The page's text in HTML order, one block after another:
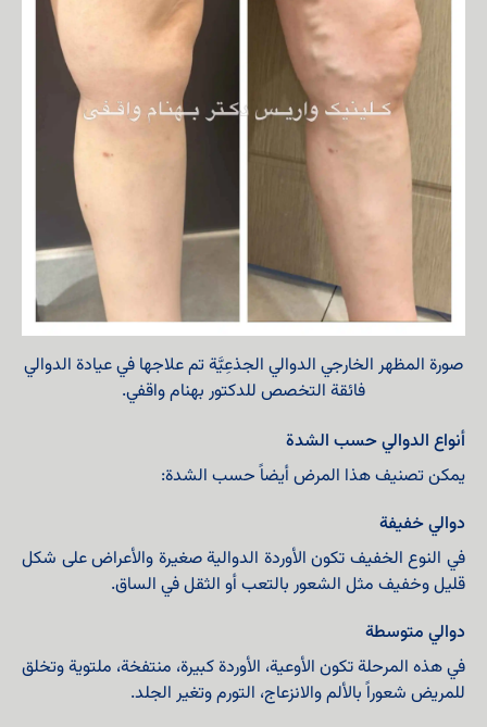
صورة المظهر الخارجي الدوالي الجذعِیَّة تم علاجها في عيادة الدوالي
فائقة التخصص للدكتور بهنام واقفي.
أنواع الدوالي حسب الشدة
يمكن تصنيف هذا المرض أيضاً حسب الشدة:
دوالي خفيفة
في النوع الخفيف تكون الأوردة الدوالية صغيرة والأعراض على شكل
قليل وخفيف مثل الشعور بالتعب أو الثقل في الساق.
دوالي متوسطة
في هذه المرحلة تكون الأوعية، الأوردة كبيرة، منتفخة، ملتوية وتخلق
للمريض شعوراً بالألم والانزعاج، التورم وتغير الجلد.